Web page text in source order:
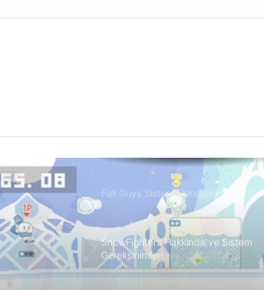
Fall Guys Sistem Gereksinimleri PC
SnowFighters Hakkında ve Sistem
Gereksinimleri